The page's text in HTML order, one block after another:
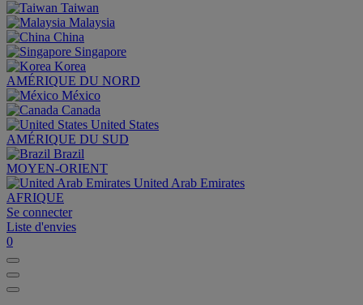
Taiwan
Malaysia
China
Singapore
Korea
AMÉRIQUE DU NORD
México
Canada
United States
AMÉRIQUE DU SUD
Brazil
MOYEN-ORIENT
United Arab Emirates
AFRIQUE
Se connecter
Liste d'envies
0